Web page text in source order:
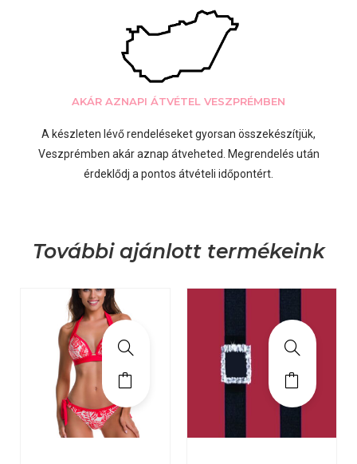
AKÁR AZNAPI ÁTVÉTEL VESZPRÉMBEN
A készleten lévő rendeléseket gyorsan összekészítjük,
Veszprémben akár aznap átveheted. Megrendelés után
érdeklődj a pontos átvételi időpontért.
További ajánlott termékeink